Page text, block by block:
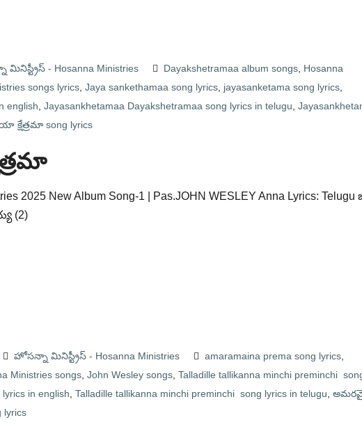
- Hosanna Ministries Dayakshetramaa album songs Hosanna
songs lyrics Jaya sankethamaa song lyrics jayasanketama song lyrics
english Jayasankhetamaa Dayakshetramaa song lyrics in telugu
song lyrics
New Album Song-1 | Pas.JOHN WESLEY Anna Lyrics:
(2)
హోసన్నా మినిస్ట్రీస్ - Hosanna Ministries amaramaina prema song lyrics
Ministries songs John Wesley songs Talladille tallikanna minchi preminchi
in english Talladille tallikanna minchi preminchi song lyrics in telugu
lyrics